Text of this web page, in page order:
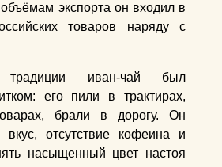
экспорта он входил в
товаров наряду с
традиции иван-чай был
его пили в трактирах,
брали в дорогу. Он
отсутствие кофеина и
насыщенный цвет настоя